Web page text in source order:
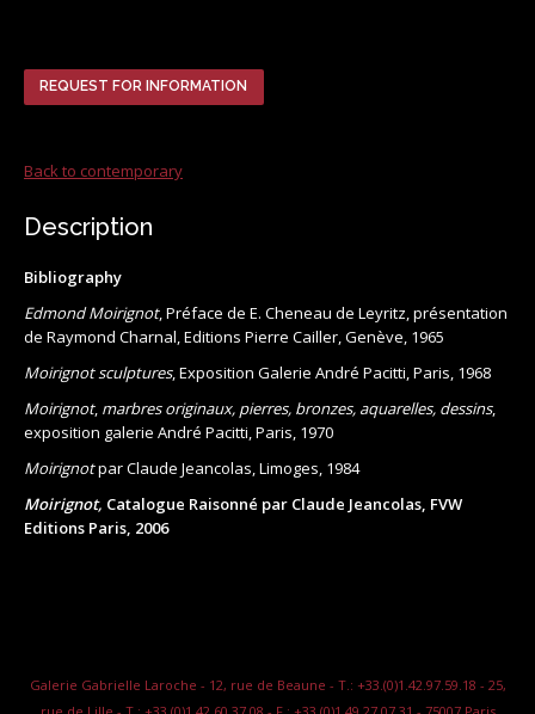
REQUEST FOR INFORMATION
Back to contemporary
Description
Bibliography
Edmond Moirignot, Préface de E. Cheneau de Leyritz, présentation
de Raymond Charnal, Editions Pierre Cailler, Genève, 1965
Moirignot sculptures, Exposition Galerie André Pacitti, Paris, 1968
Moirignot, marbres originaux, pierres, bronzes, aquarelles, dessins,
exposition galerie André Pacitti, Paris, 1970
Moirignotpar Claude Jeancolas, Limoges, 1984
Moirignot, Catalogue Raisonné par Claude Jeancolas, FVW
Editions Paris, 2006
Galerie Gabrielle Laroche - 12, rue de Beaune - T.: +33.(0)1.42.97.59.18 - 25,